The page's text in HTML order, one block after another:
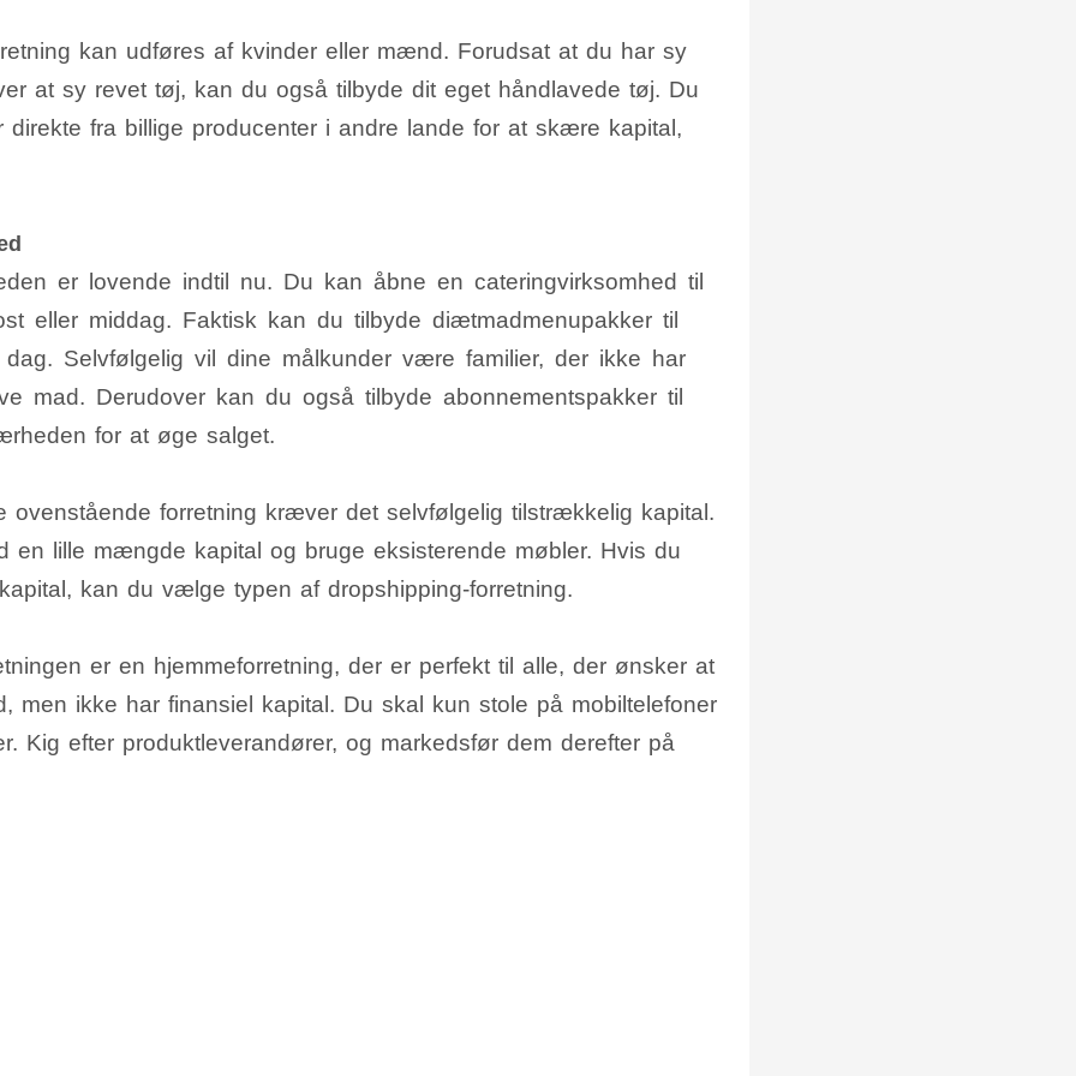
kan udføres af kvinder eller mænd. Forudsat at du har sy
at sy revet tøj, kan du også tilbyde dit eget håndlavede tøj. Du
direkte fra billige producenter i andre lande for at skære kapital,
er lovende indtil nu. Du kan åbne en cateringvirksomhed til
eller middag. Faktisk kan du tilbyde diætmadmenupakker til
Selvfølgelig vil dine målkunder være familier, der ikke har
mad. Derudover kan du også tilbyde abonnementspakker til
for at øge salget.
ovenstående forretning kræver det selvfølgelig tilstrækkelig kapital.
en lille mængde kapital og bruge eksisterende møbler. Hvis du
kan du vælge typen af dropshipping-forretning.
er en hjemmeforretning, der er perfekt til alle, der ønsker at
men ikke har finansiel kapital. Du skal kun stole på mobiltelefoner
Kig efter produktleverandører, og markedsfør dem derefter på